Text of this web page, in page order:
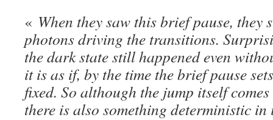
« When they saw this brief pause, they
photons driving the transitions.
the dark state still happened even
it is as if, by the time the brief pause
fixed. So although the jump itself
there is also something deterministic in